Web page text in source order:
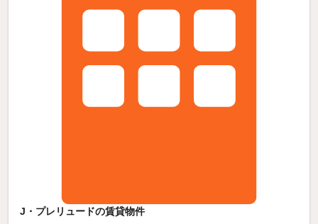
J・プレリュードの賃貸物件